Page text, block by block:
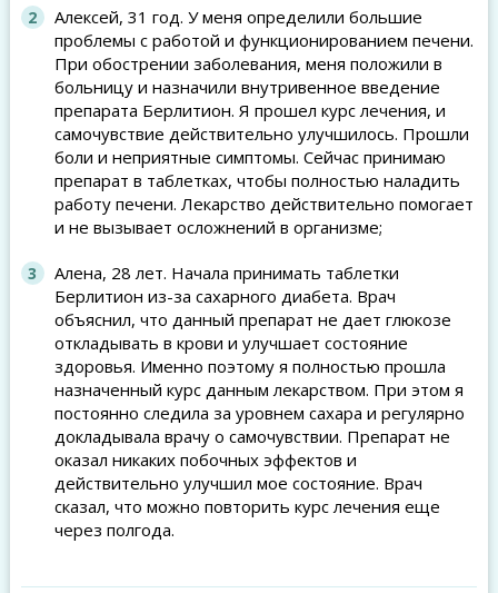
Алексей, 31 год. У меня определили большие
проблемы с работой и функционированием печени.
При обострении заболевания, меня положили в
больницу и назначили внутривенное введение
препарата Берлитион. Я прошел курс лечения, и
самочувствие действительно улучшилось. Прошли
боли и неприятные симптомы. Сейчас принимаю
препарат в таблетках, чтобы полностью наладить
работу печени. Лекарство действительно помогает
и не вызывает осложнений в организме;
Алена, 28 лет. Начала принимать таблетки
Берлитион из-за сахарного диабета. Врач
объяснил, что данный препарат не дает глюкозе
откладывать в крови и улучшает состояние
здоровья. Именно поэтому я полностью прошла
назначенный курс данным лекарством. При этом я
постоянно следила за уровнем сахара и регулярно
докладывала врачу о самочувствии. Препарат не
оказал никаких побочных эффектов и
действительно улучшил мое состояние. Врач
сказал, что можно повторить курс лечения еще
через полгода.